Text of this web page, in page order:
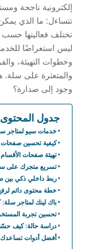
إلكترونية ناجحة
تتساءل: ما الذي
تختلف فعاليتها حسب
ليس استعراضًا
وخطوات التهيئة،
والمتعثرة على
وجود إلى صدارة؟
جدول المحتوى
خدمات سيو لمتاجر
كيفية تحسين صفحات
تهيئة صفحات
تسريع متجرك على
ربط داخلي ذكي
خطة محتوى دائم
باك لينك لمتاجر
تحسين تجربة
دراسة حالة: كيف
أفضل أدوات